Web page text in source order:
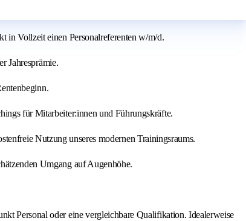
in Vollzeit einen Personalreferenten w/m/d.
Jahresprämie.
für Mitarbeiter:innen und Führungskräfte.
Nutzung unseres modernen Trainingsraums.
Umgang auf Augenhöhe.
Personal oder eine vergleichbare Qualifikation. Idealerweise